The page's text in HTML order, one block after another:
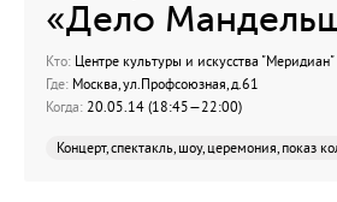
«Дело
Кто: Центре культуры и искусства "Меридиан"
Где: Москва, ул.Профсоюзная, д.61
Когда: 20.05.14 (18:45—22:00)
Концерт, спектакль, шоу, церемония, показ